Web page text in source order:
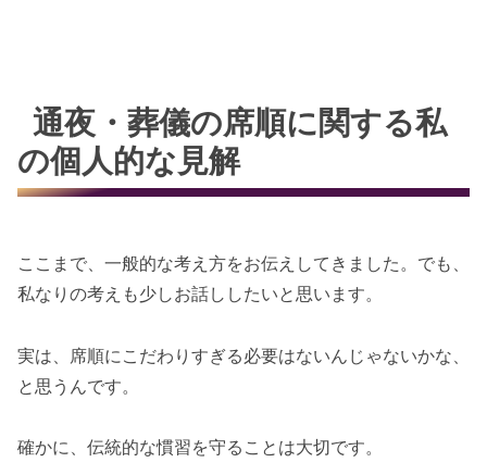
通夜・葬儀の席順に関する私
の個人的な見解
ここまで、一般的な考え方をお伝えしてきました。でも、
私なりの考えも少しお話ししたいと思います。
実は、席順にこだわりすぎる必要はないんじゃないかな、
と思うんです。
確かに、伝統的な慣習を守ることは大切です。